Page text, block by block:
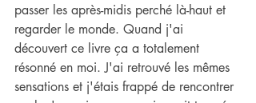
passer les après-midis perché là-haut et
regarder le monde. Quand j'ai
découvert ce livre ça a totalement
résonné en moi. J'ai retrouvé les mêmes
sensations et j'étais frappé de rencontrer